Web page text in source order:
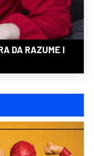
DA RAZUME I